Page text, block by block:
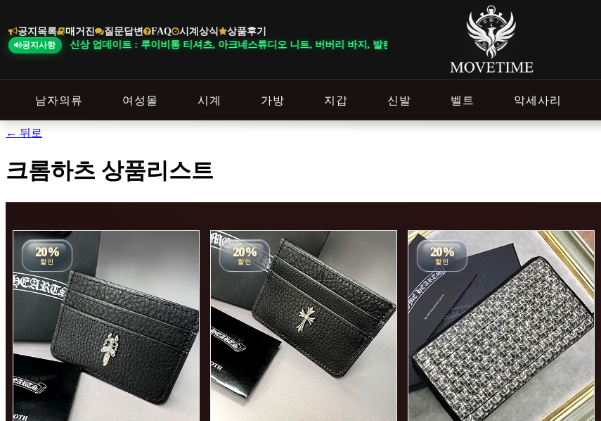
공지목록 매거진 질문답변 FAQ 시계상식 상품후기
공지사항
신상 업데이트 : 루이비통 티셔츠, 아크네스튜디오 니트, 버버리 바지, 발렌시아가 청바지 총 12개가 입고되었습니다.
남자의류 여성몰 시계 가방 지갑 신발 벨트 악세사리
바
로
기
← 뒤로
크롬하츠 상품리스트
20%
할인
20%
할인
20%
할인